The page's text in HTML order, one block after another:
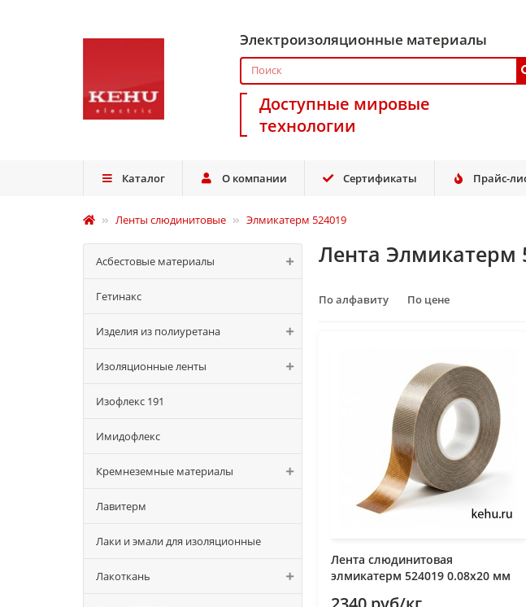
Электроизоляционные материалы
Доступные мировые
технологии
Каталог О компании Сертификаты Прайс-
Ленты слюдинитовые Элмикатерм 524019
Асбестовые материалы
Гетинакс
Изделия из полиуретана
Изоляционные ленты
Изофлекс 191
Имидофлекс
Кремнеземные материалы
Лавитерм
Лаки и эмали для изоляционные
Лакоткань
Лента Элмикатерм
По алфавиту По цене
Лента слюдинитовая
элмикатерм 524019 0.08х20 мм